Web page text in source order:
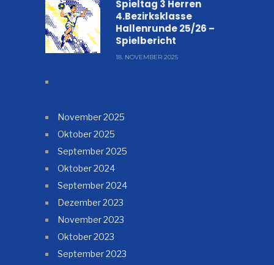
Spieltag 3 Herren
4.Bezirksklasse
Hallenrunde 25/26 –
Spielbericht
18. NOVEMBER 2025
November 2025
Oktober 2025
September 2025
Oktober 2024
September 2024
Dezember 2023
November 2023
Oktober 2023
September 2023